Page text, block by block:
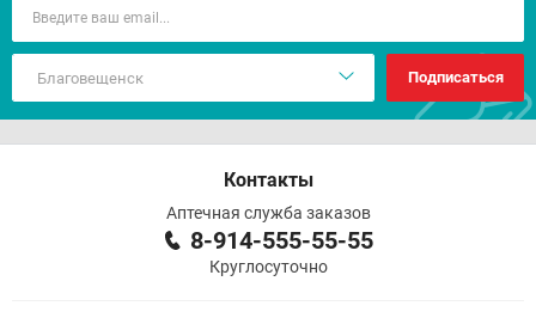
Подписаться
Контакты
Аптечная служба заказов
8-914-555-55-55
Круглосуточно